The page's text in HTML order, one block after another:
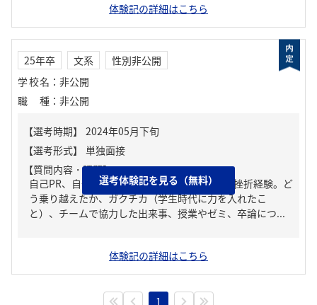
体験記の詳細はこちら
25年卒 文系
性別非公開
学校名 ： 非公開
職種 ： 非公開
【質問内容・課題】
自己PR、自分の強み/弱み、人生の中で大きな挫折経験。ど
う乗り越えたか、ガクチカ（学生時代に力を入れたこ
と）、チームで協力した出来事、授業やゼミ、卒論につ...
選考体験記を見る（無料）
体験記の詳細はこちら
1